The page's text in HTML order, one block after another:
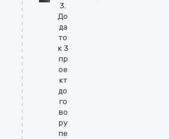
3.
До
да
то
к 3
пр
ое
кт
до
го
во
ру
пе